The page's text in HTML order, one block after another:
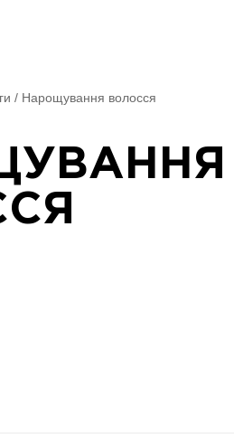
/ Нарощування волосся